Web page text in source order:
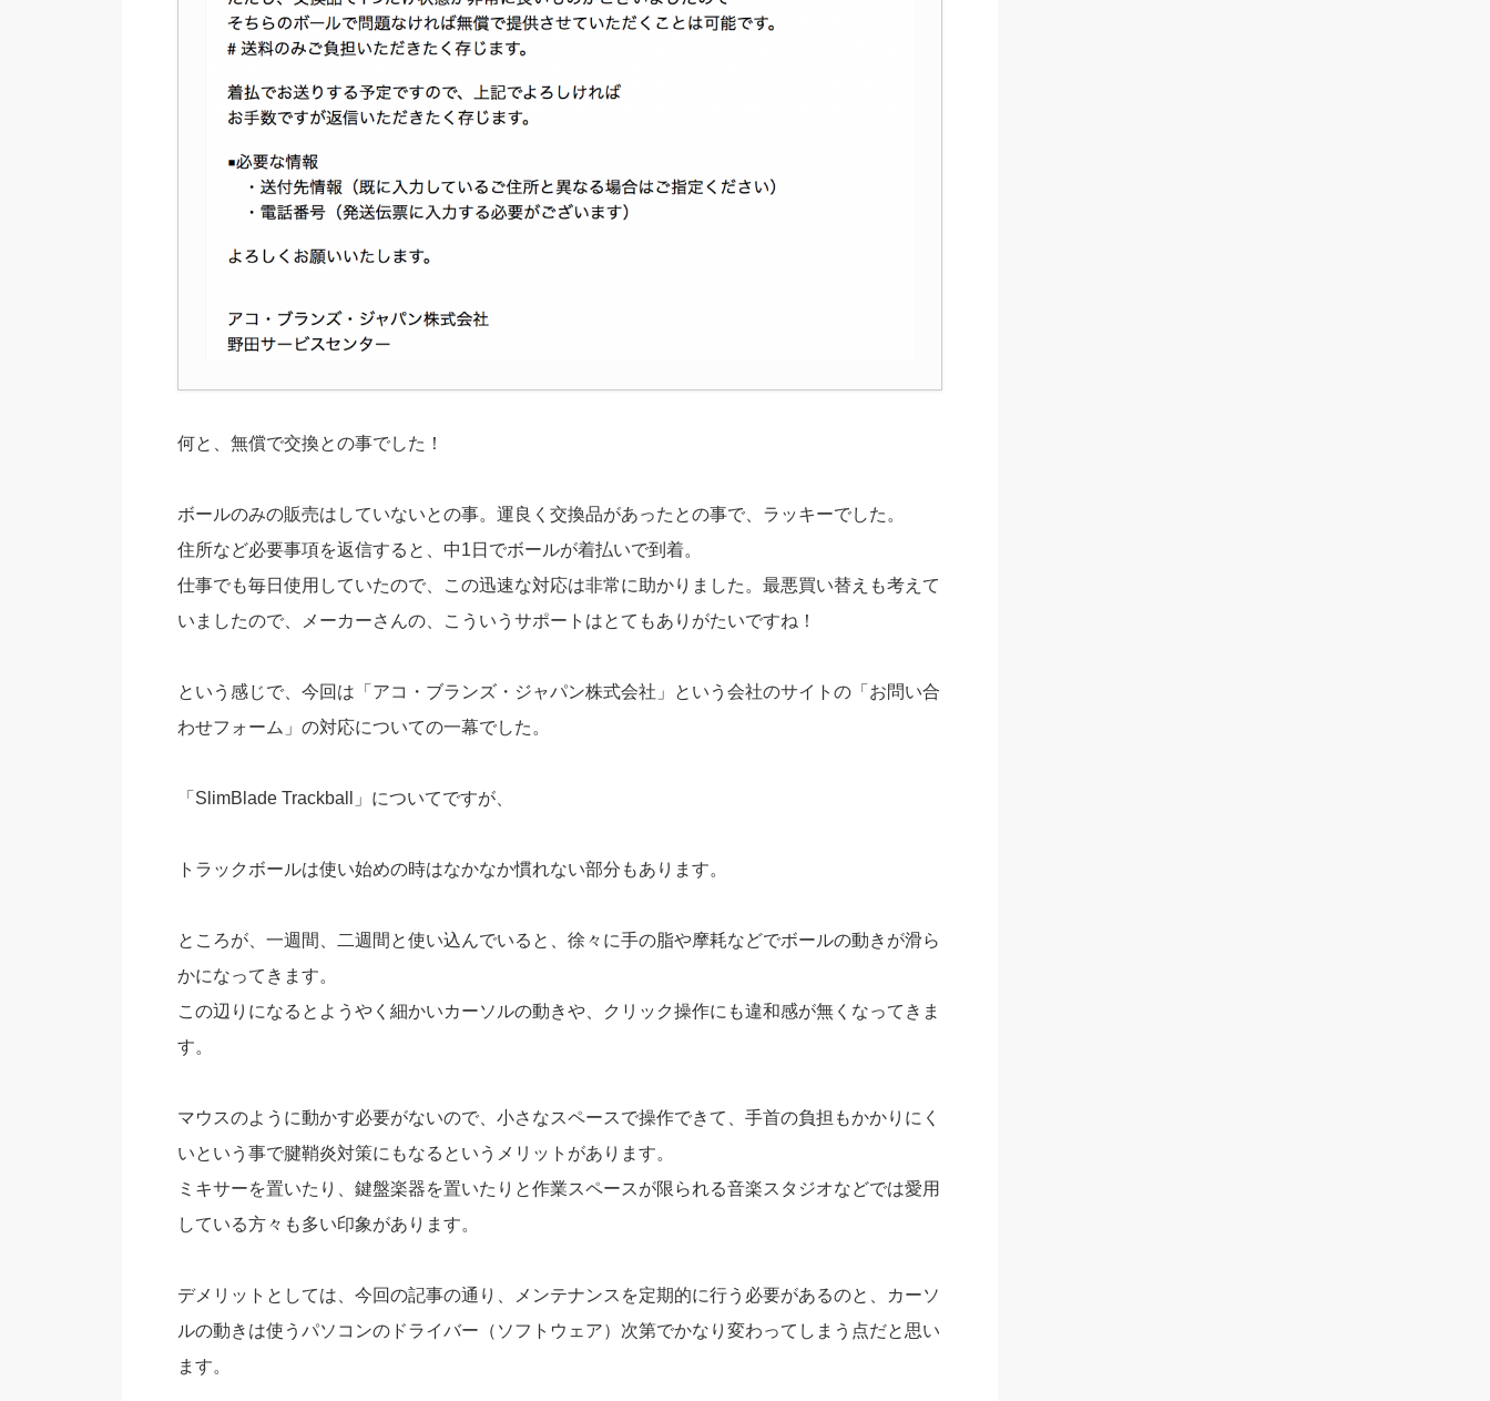
何と、無償で交換との事でした！
ボールのみの販売はしていないとの事。運良く交換品があったとの事で、ラッキーでした。
住所など必要事項を返信すると、中1日でボールが着払いで到着。
仕事でも毎日使用していたので、この迅速な対応は非常に助かりました。最悪買い替えも考えて
いましたので、メーカーさんの、こういうサポートはとてもありがたいですね！
という感じで、今回は「アコ・ブランズ・ジャパン株式会社」という会社のサイトの「お問い合
わせフォーム」の対応についての一幕でした。
「SlimBlade Trackball」についてですが、
トラックボールは使い始めの時はなかなか慣れない部分もあります。
ところが、一週間、二週間と使い込んでいると、徐々に手の脂や摩耗などでボールの動きが滑ら
かになってきます。
この辺りになるとようやく細かいカーソルの動きや、クリック操作にも違和感が無くなってきま
す。
マウスのように動かす必要がないので、小さなスペースで操作できて、手首の負担もかかりにく
いという事で腱鞘炎対策にもなるというメリットがあります。
ミキサーを置いたり、鍵盤楽器を置いたりと作業スペースが限られる音楽スタジオなどでは愛用
している方々も多い印象があります。
デメリットとしては、今回の記事の通り、メンテナンスを定期的に行う必要があるのと、カーソ
ルの動きは使うパソコンのドライバー（ソフトウェア）次第でかなり変わってしまう点だと思い
ます。